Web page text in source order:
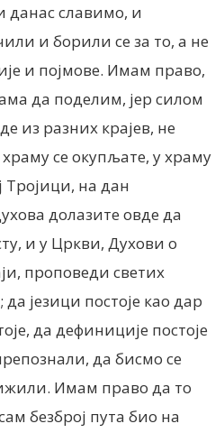
данас славимо, и
и борили се за то, а не
и појмове. Имам право,
да поделим, јер силом
из разних крајев, не
се окупљате, у храму
Тројици, на дан
долазите овде да
и у Цркви, Духови о
проповеди светих
језици постоје као дар
да дефиниције постоје
да бисмо се
Имам право да то
безброј пута био на